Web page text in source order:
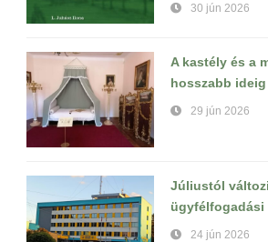
30 jún 2026
A kastély és a
hosszabb
29 jún 2026
Júliustól
ügyfélfogadási
24 jún 2026